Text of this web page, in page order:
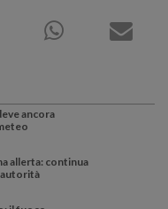
ancora
allerta: continua
autorità